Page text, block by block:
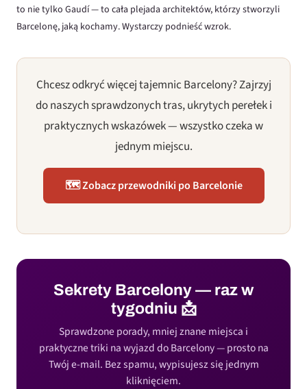
to nie tylko Gaudí — to cała plejada architektów, którzy stworzyli
Barcelonę, jaką kochamy. Wystarczy podnieść wzrok.
Chcesz odkryć więcej tajemnic Barcelony? Zajrzyj
do naszych sprawdzonych tras, ukrytych perełek i
praktycznych wskazówek — wszystko czeka w
jednym miejscu.
🗺️ Zobacz przewodniki po Barcelonie
Sekrety Barcelony — raz w
tygodniu 📩
Sprawdzone porady, mniej znane miejsca i
praktyczne triki na wyjazd do Barcelony — prosto na
Twój e-mail. Bez spamu, wypisujesz się jednym
kliknięciem.